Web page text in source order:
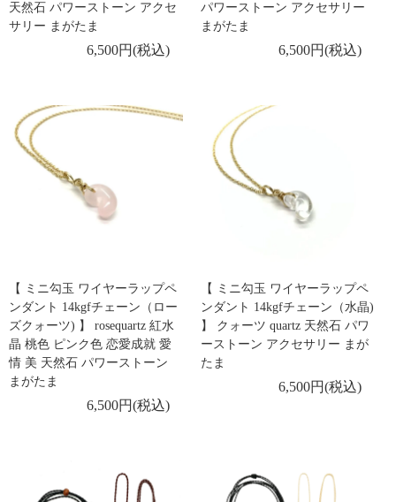
天然石 パワーストーン アクセ
サリー まがたま
6,500円(税込)
パワーストーン アクセサリー
まがたま
6,500円(税込)
【 ミニ勾玉 ワイヤーラップペ
ンダント 14kgfチェーン（ロー
ズクォーツ) 】 rosequartz 紅水
晶 桃色 ピンク色 恋愛成就 愛
情 美 天然石 パワーストーン
まがたま
6,500円(税込)
【 ミニ勾玉 ワイヤーラップペ
ンダント 14kgfチェーン（水晶)
】 クォーツ quartz 天然石 パワ
ーストーン アクセサリー まが
たま
6,500円(税込)